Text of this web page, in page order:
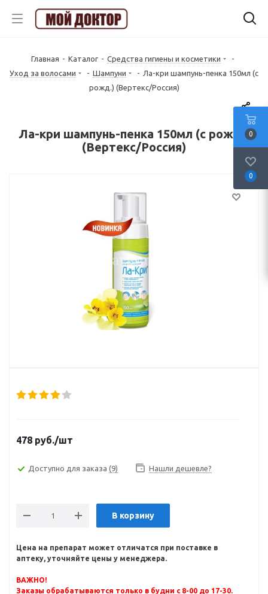
Главная - Каталог - Средства гигиены и косметики
-
Уход за волосами
- Шампуни - Ла-кри шампунь-пенка 150мл (с
рожд.) (Вертекс/Россия)
Ла-кри шампунь-пенка 150мл (с рожд.)
(Вертекс/Россия)
478 руб./шт
Доступно для заказа (9) Нашли дешевле?
В корзину
Цена на препарат может отличатся при поставке в
аптеку, уточняйте цены у менеджера.
ВАЖНО!
Заказы обрабатываются только в будни с 8-00 до 17-30.
0
0